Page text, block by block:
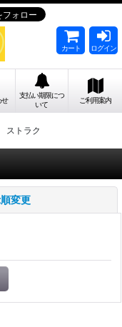
カート ログイン
せ
支払い期限につ
いて
ご利用案内
トラク
変更